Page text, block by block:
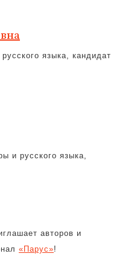
языка, кандидат
и русского языка,
авторов и
«Парус»!